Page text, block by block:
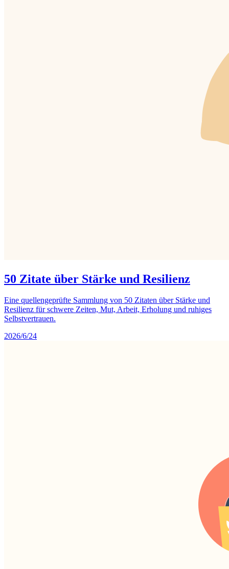
50 Zitate über Stärke und Resilienz
Eine quellengeprüfte Sammlung von 50 Zitaten über Stärke und
Resilienz für schwere Zeiten, Mut, Arbeit, Erholung und ruhiges
Selbstvertrauen.
2026/6/24